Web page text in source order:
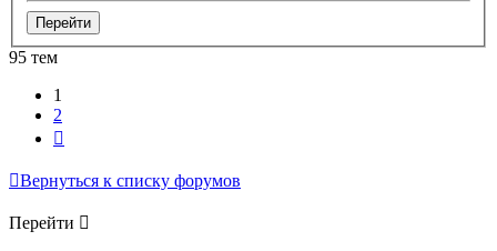
95 тем
1
2
Вернуться к списку форумов
Перейти